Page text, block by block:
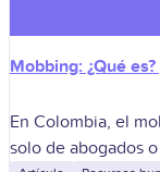
Mobbing: ¿Qué
En Colombia, el
solo de abogados